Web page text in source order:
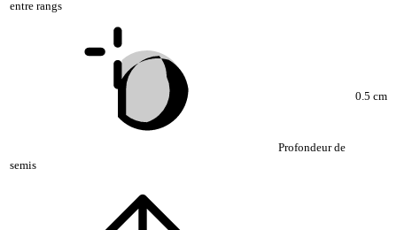
entre rangs
Profondeur de
semis
0.5 cm